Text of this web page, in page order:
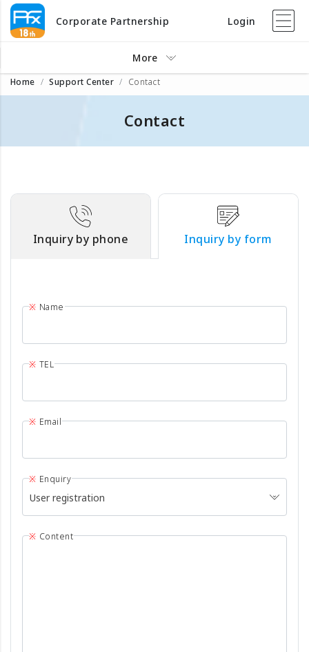
Corporate Partnership Login
More
Home Support Center Contact
Contact
Inquiry by phone Inquiry by form
Name
TEL
Email
User registration
Enquiry
Content